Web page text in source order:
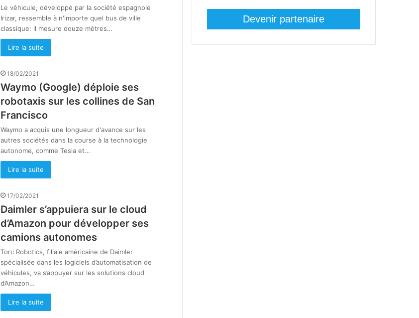
Le véhicule, développé par la société espagnole
Irizar, ressemble à n'importe quel bus de ville
classique: il mesure douze mètres…
Lire la suite
18/02/2021
Waymo (Google) déploie ses
robotaxis sur les collines de San
Francisco
Waymo a acquis une longueur d'avance sur les
autres sociétés dans la course à la technologie
autonome, comme Tesla et…
Lire la suite
17/02/2021
Daimler s’appuiera sur le cloud
d’Amazon pour développer ses
camions autonomes
Torc Robotics, filiale américaine de Daimler
spécialisée dans les logiciels d’automatisation de
véhicules, va s’appuyer sur les solutions cloud
d’Amazon…
Lire la suite
Devenir partenaire